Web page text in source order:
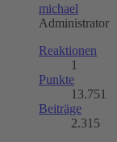
michael
Administrator
Reaktionen
1
Punkte
13.751
Beiträge
2.315